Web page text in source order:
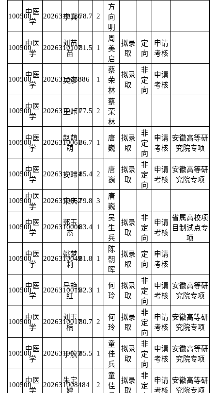
100500
中医
学
2026310186
李真 78.7 2
方
向
明
100500
中医
学
2026310107
刘苗
苗
81.5 1
周
美
启
拟录
取
定
向
申请
考核
100500
中医
学
2026310088
吴彦 86 1
蔡
荣
林
拟录
取
非
定
向
申请
考核
100500
中医
学
2026310171
王炜 77.5 2
蔡
荣
林
100500
中医
学
2026310061
赵萌
萌
86.7 1
唐
巍
拟录
取
非
定
向
申请
考核
安徽高等研
究院专项
100500
中医
学
2026310124
安玮 85.4 2
唐
巍
拟录
取
非
定
向
申请
考核
安徽高等研
究院专项
100500
中医
学
2026310052
宋庆 79.8 3
唐
巍
100500
中医
学
2026310006
郭玉
杰
83.4 1
吴
生
兵
拟录
取
非
定
向
申请
考核
省属高校项
目制试点专
项
100500
中医
学
2026310049
姚梦
莉
81.8 1
陈
朝
晖
拟录
取
定
向
申请
考核
100500
中医
学
2026310015
马艳
红
82.3 1
何
玲
拟录
取
非
定
向
申请
考核
安徽高等研
究院专项
100500
中医
学
2026310017
刘玉
楠
80.7 2
何
玲
拟录
取
非
定
向
申请
考核
安徽高等研
究院专项
100500
中医
学
2026310073
于航 85.5 1
童
佳
兵
拟录
取
非
定
向
申请
考核
安徽高等研
究院专项
100500
中医
学
2026310084
朱宇
婷
84 2
童
佳
拟录
取
非
定
申请
考核
安徽高等研
究院专项